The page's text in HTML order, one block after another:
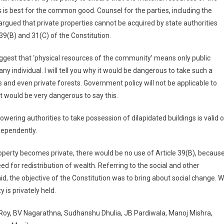
best for the common good. Counsel for the parties, including the
that private properties cannot be acquired by state authorities
and 31(C) of the Constitution.
that ‘physical resources of the community’ means only public
individual. I will tell you why it would be dangerous to take such a
even private forests. Government policy will not be applicable to
be very dangerous to say this.
authorities to take possession of dilapidated buildings is valid
becomes private, there would be no use of Article 39(B),
for redistribution of wealth. Referring to the social and other
the objective of the Constitution was to bring about social change.
is privately held.
BV Nagarathna, Sudhanshu Dhulia, JB Pardiwala, Manoj Mishra,